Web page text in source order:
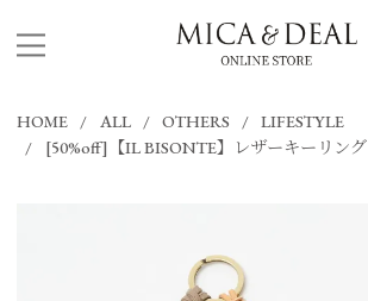
HOME ALL OTHERS
LIFESTYLE
[50%off]【IL BISONTE】レザーキーリング